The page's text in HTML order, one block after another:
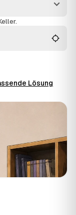
alles
Art, deine
Lösung